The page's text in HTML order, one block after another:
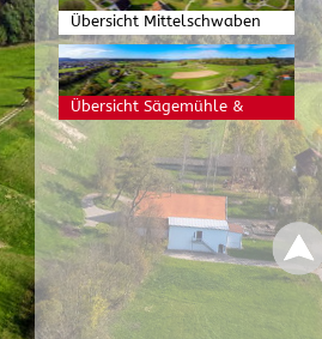
Übersicht Mittelschwaben
Übersicht Sägemühle &
Torfwirtschaft